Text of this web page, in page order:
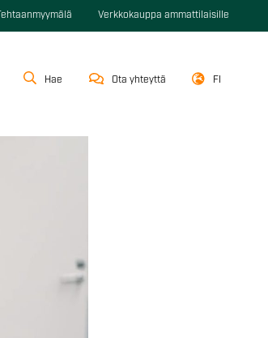
Tehtaanmyymälä Verkkokauppa ammattilaisille
Hae Ota yhteyttä FI